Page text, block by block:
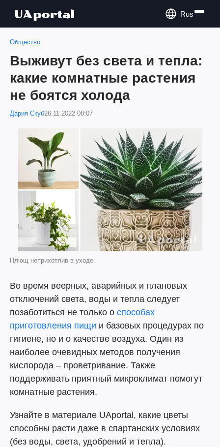
Rus
Общество
Выживут без света и тепла:
какие комнатные растения
не боятся холода
Дария Скуб26.11.2022 08:07
Плющ неприхотлив в уходе.
Во время веерных, аварийных и плановых
отключений света, воды и тепла следует
позаботиться не только о способах
приготовления пищи и базовых процедурах по
гигиене, но и о качестве воздуха. Один из
наиболее очевидных методов получения
кислорода – проветривание. Также
поддерживать приятный микроклимат помогут
комнатные растения.
Узнайте в материале UAportal, какие цветы
способны расти даже в спартанских условиях
(без воды, света, удобрений и тепла).